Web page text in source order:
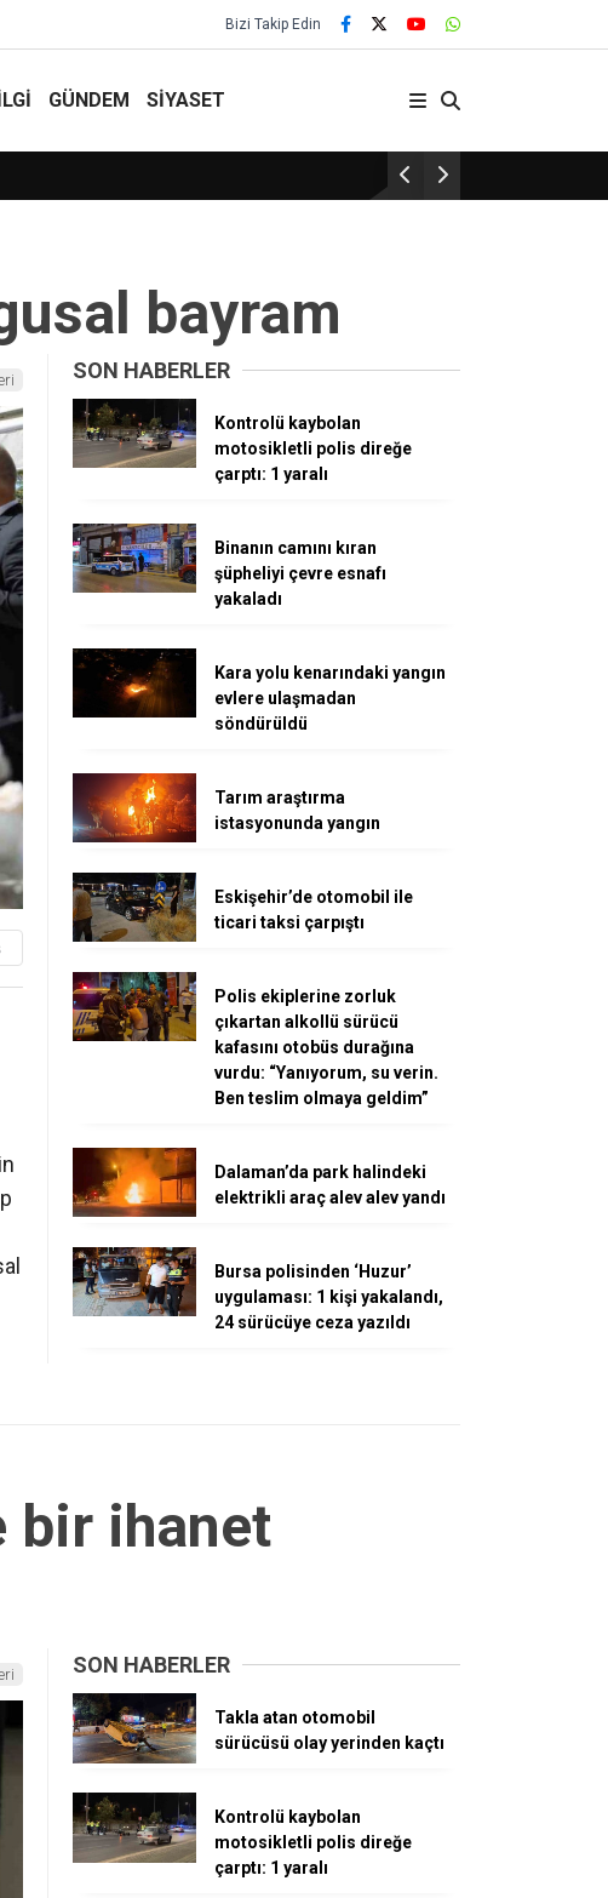
Bizi Takip Edin
GÜNDEM SİYASET
29 Yıllık Gelenek Sürüyor!
bayram
SON HABERLER
Kontrolü kaybolan
motosikletli polis direğe
çarptı: 1 yaralı
Binanın camını kıran
şüpheliyi çevre esnafı
yakaladı
Kara yolu kenarındaki yangın
evlere ulaşmadan
söndürüldü
Tarım araştırma
istasyonunda yangın
Eskişehir’de otomobil ile
ticari taksi çarpıştı
Polis ekiplerine zorluk
çıkartan alkollü sürücü
kafasını otobüs durağına
vurdu: “Yanıyorum, su verin.
Ben teslim olmaya geldim”
Dalaman’da park halindeki
elektrikli araç alev alev yandı
Bursa polisinden ‘Huzur’
uygulaması: 1 kişi yakalandı,
24 sürücüye ceza yazıldı
bir ihanet
SON HABERLER
Takla atan otomobil
sürücüsü olay yerinden kaçtı
Kontrolü kaybolan
motosikletli polis direğe
çarptı: 1 yaralı